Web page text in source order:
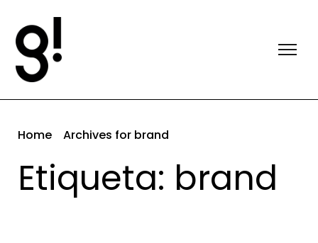
Home Archives for brand
Etiqueta: brand